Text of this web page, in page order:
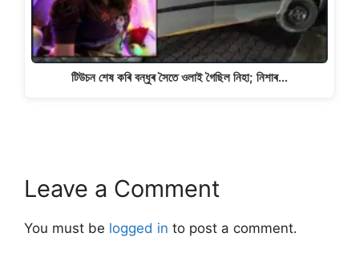
টিউচন শেষ কৰি বন্ধুৰ সৈতে ওলাই গৈছিল নিহা; নিশাৰ…
Leave a Comment
You must be logged in to post a comment.